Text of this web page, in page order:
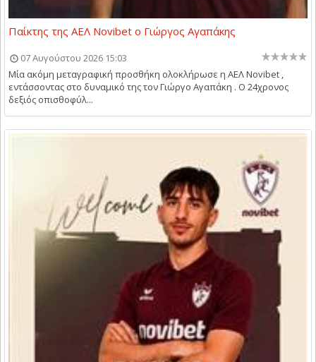
Παίκτης της ΑΕΛ Novibet ο Γιώργος Αγαπάκης
07 Αυγούστου 2026 15:03
Μία ακόμη μεταγραφική προσθήκη ολοκλήρωσε η ΑΕΛ Novibet ,
εντάσσοντας στο δυναμικό της τον Γιώργο Αγαπάκη . Ο 24χρονος
δεξιός οπισθοφύλ...